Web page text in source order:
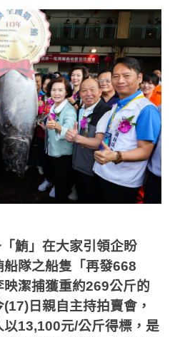
鮪」在大家引領企盼
隊之船隻「再發668
映潔捕獲重約269公斤的
(17) 日親自主持拍賣會，
以13,100元/公斤得標，是